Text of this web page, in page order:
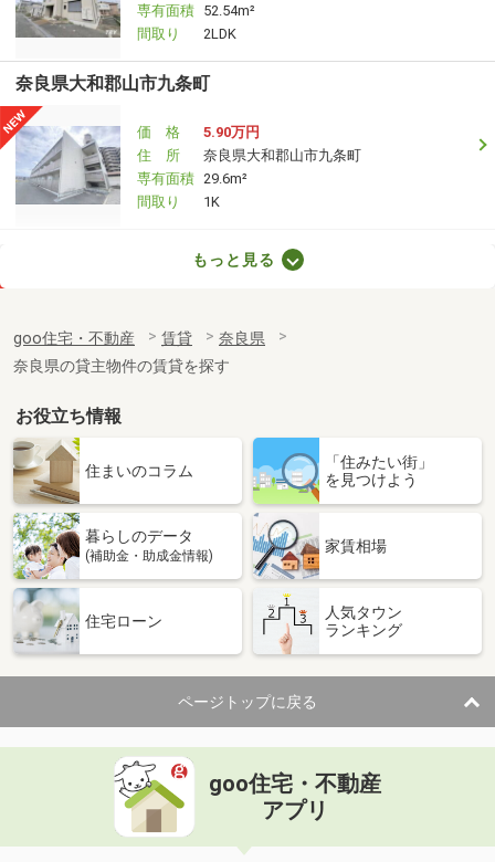
専有面積 52.54m²
間取り
2LDK
奈良県大和郡山市九条町
価 格
5.90万円
住 所
奈良県大和郡山市九条町
専有面積 29.6m²
間取り
1K
専有面積
64.98m²
間取り
2LDK
奈良県奈良市法蓮町
価 格
6.40万円
奈良県奈良市法蓮町
専有面積 19.87m²
間取り
奈良県奈良市法蓮町
住 所
奈良県奈良市法蓮町
専有面積 19.87m²
間取り
1K
奈良県奈良市法蓮町
価 格
住 所
奈良県奈良市法蓮町
専有面積 67.27m²
もっと見る
goo住宅・不動産 賃貸
奈良県
奈良県の貸主物件の賃貸を探す
お役立ち情報
住まいのコラム
「住みたい街」
を見つけよう
暮らしのデータ
(補助金・助成金情報)
家賃相場
住宅ローン
人気タウン
ランキング
ページトップに戻る
goo住宅・不動産
アプリ